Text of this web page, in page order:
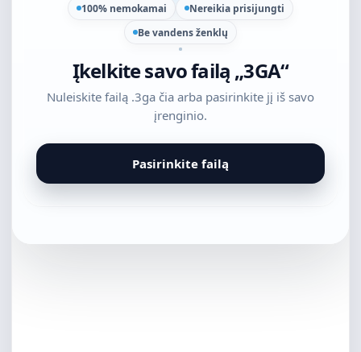
100% nemokamai
Nereikia prisijungti
Be vandens ženklų
Įkelkite savo failą „3GA“
Nuleiskite failą .3ga čia arba pasirinkite jį iš savo
įrenginio.
Pasirinkite failą